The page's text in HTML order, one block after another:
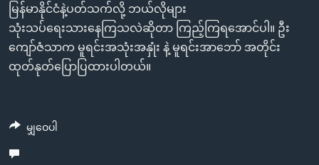
ရန်
ရှာဖွေ
ရန်
နေရာ
ရန်
ဘာသာစကားများ
Auto 240p 360p 480p
720p
480p
မြန်မာနိုင်ငံနဲ့ပတ်သက်လို့ ဘယ်လိုများ
သုံးသပ်ရေးသားနေကြသလဲဆိုတာ ကြည့်ကြရအောင်ပါ။ ဦး
ကျော်ဇံသာက မူရင်းအသုံးအနှုံး နဲ့ မူရင်းအာဘော် အတိုင်း
ထုတ်နုတ်ပြောပြထားပါတယ်။
မျှဝေပါ